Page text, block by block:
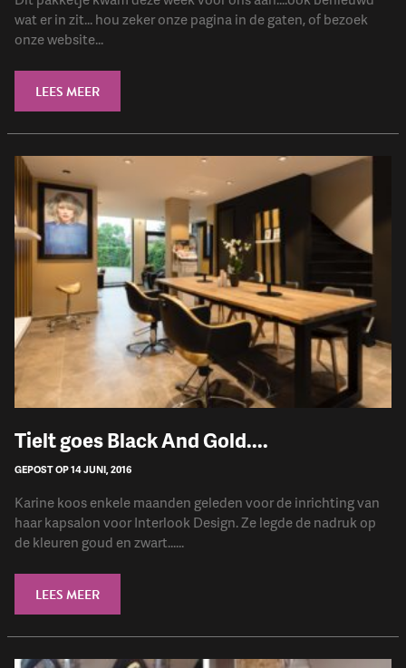
wat er in zit... hou zeker onze pagina in de gaten, of bezoek
onze website...
LEES MEER
Tielt goes Black And Gold....
GEPOST OP 14 JUNI, 2016
Karine koos enkele maanden geleden voor de inrichting van
haar kapsalon voor Interlook Design. Ze legde de nadruk op
de kleuren goud en zwart......
LEES MEER